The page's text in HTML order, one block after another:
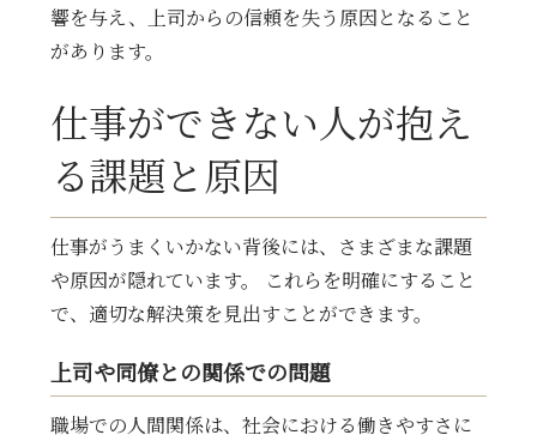
響を与え、上司からの信頼を失う原因となること
があります。
仕事ができない人が抱え
る課題と原因
仕事がうまくいかない背後には、さまざまな課題
や原因が隠れています。 これらを明確にすること
で、適切な解決策を見出すことができます。
上司や同僚との関係での問題
職場での人間関係は、社会における働きやすさに